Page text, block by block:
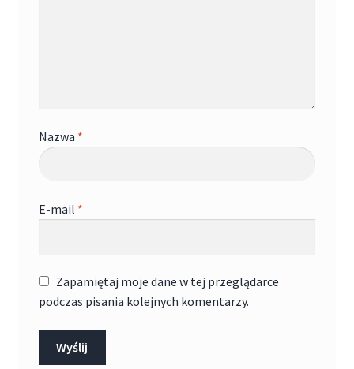
Nazwa *
E-mail *
Zapamiętaj moje dane w tej przeglądarce
podczas pisania kolejnych komentarzy.